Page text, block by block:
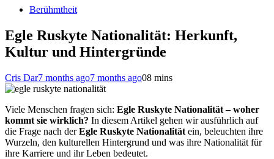
Berühmtheit
Egle Ruskyte Nationalität: Herkunft,
Kultur und Hintergründe
Cris Dar7 months ago7 months ago08 mins
Viele Menschen fragen sich: Egle Ruskyte Nationalität – woher
kommt sie wirklich? In diesem Artikel gehen wir ausführlich auf
die Frage nach derEgle Ruskyte Nationalität ein, beleuchten ihre
Wurzeln, den kulturellen Hintergrund und was ihre Nationalität für
ihre Karriere und ihr Leben bedeutet.